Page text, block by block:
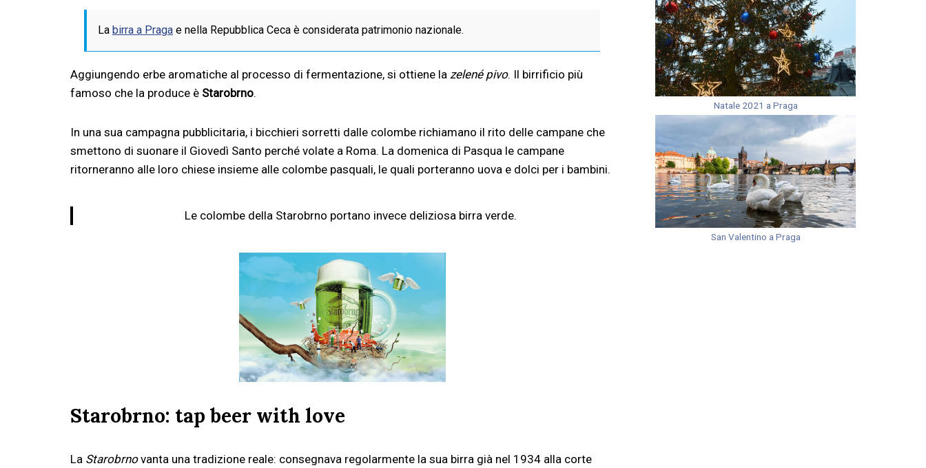
La birra a Praga e nella Repubblica Ceca è considerata patrimonio nazionale.
Aggiungendo erbe aromatiche al processo di fermentazione, si ottiene la zelené pivo. Il birrificio più
famoso che la produce è Starobrno.
In una sua campagna pubblicitaria, i bicchieri sorretti dalle colombe richiamano il rito delle campane che
smettono di suonare il Giovedì Santo perché volate a Roma. La domenica di Pasqua le campane
ritorneranno alle loro chiese insieme alle colombe pasquali, le quali porteranno uova e dolci per i bambini.
Le colombe della Starobrno portano invece deliziosa birra verde.
Starobrno: tap beer with love
La Starobrnovanta una tradizione reale: consegnava regolarmente la sua birra già nel 1934 alla corte
Natale 2021 a Praga
San Valentino a Praga